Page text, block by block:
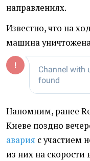
направлениях.
Известно, что на
машина
Напомним, ранее
Киеве поздно
авария с участием
из них на скорости